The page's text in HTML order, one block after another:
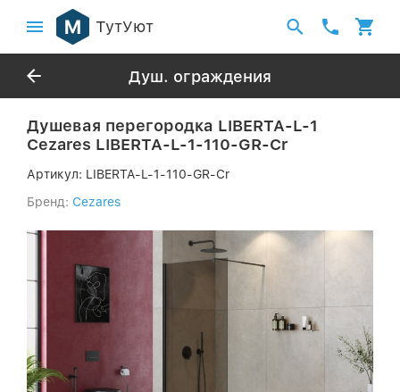
ТутУют
Душ. ограждения
Душевая перегородка LIBERTA-L-1
Cezares LIBERTA-L-1-110-GR-Cr
Артикул: LIBERTA-L-1-110-GR-Cr
Бренд: Cezares